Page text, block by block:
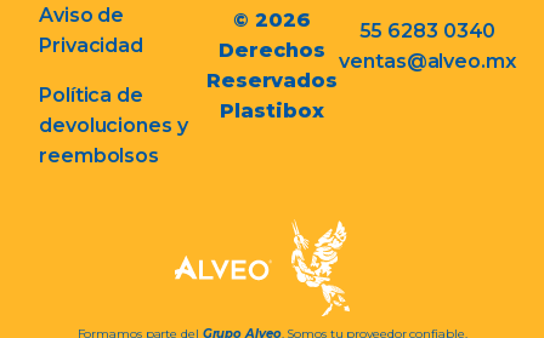
Aviso de
Privacidad
Política de
devoluciones y
reembolsos
© 2026
Derechos
Reservados
Plastibox
55 6283 0340
ventas@alveo.mx
Formamos parte del Grupo Alveo. Somos tu proveedor confiable.